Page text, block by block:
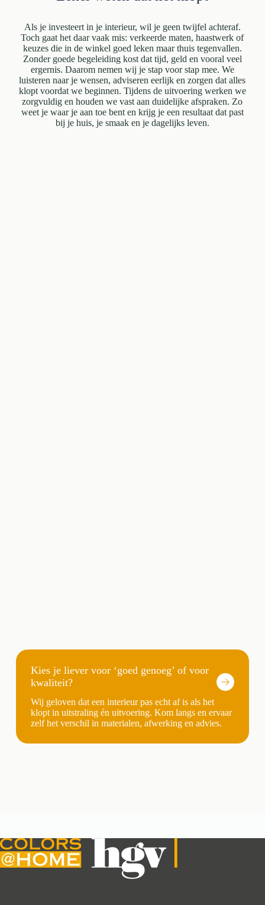
Als je investeert in je interieur, wil je geen twijfel achteraf.
Toch gaat het daar vaak mis: verkeerde maten, haastwerk of
keuzes die in de winkel goed leken maar thuis tegenvallen.
Zonder goede begeleiding kost dat tijd, geld en vooral veel
ergernis. Daarom nemen wij je stap voor stap mee. We
luisteren naar je wensen, adviseren eerlijk en zorgen dat alles
klopt voordat we beginnen. Tijdens de uitvoering werken we
zorgvuldig en houden we vast aan duidelijke afspraken. Zo
weet je waar je aan toe bent en krijg je een resultaat dat past
bij je huis, je smaak en je dagelijks leven.
Kies je liever voor ‘goed genoeg’ of voor
kwaliteit?
Wij geloven dat een interieur pas echt af is als het
klopt in uitstraling én uitvoering. Kom langs en ervaar
zelf het verschil in materialen, afwerking en advies.